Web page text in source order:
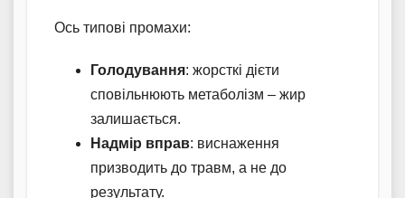
Ось типові промахи:
Голодування: жорсткі дієти
сповільнюють метаболізм – жир
залишається.
Надмір вправ: виснаження
призводить до травм, а не до
результату.